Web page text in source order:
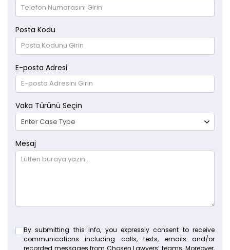
Posta Kodu
E-posta Adresi
Vaka Türünü Seçin
Mesaj
By submitting this info, you expressly consent to receive
communications including calls, texts, emails and/or
recorded messages from Chosen Lawyers’ teams. Moreover,